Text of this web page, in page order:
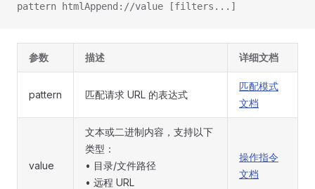
pattern htmlAppend://value [filters...]
参数 描述 详细文档
pattern 匹配请求 URL 的表达式
匹配模式
文档
value
文本或二进制内容，支持以下
类型：
• 目录/文件路径
• 远程 URL
操作指令
文档